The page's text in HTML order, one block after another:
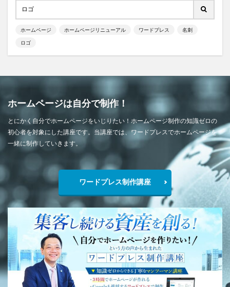
ホームページ ホームページリニューアル ワードプレス 名刺
ロゴ
ホームページは自分で制作！
とにかく自分でホームページをいじりたい！ホームページ制作の知識ゼロの
初心者を対象にした講座です。当講座では、ワードプレスでホームページを
一緒に制作していきます。
ワードプレス制作講座